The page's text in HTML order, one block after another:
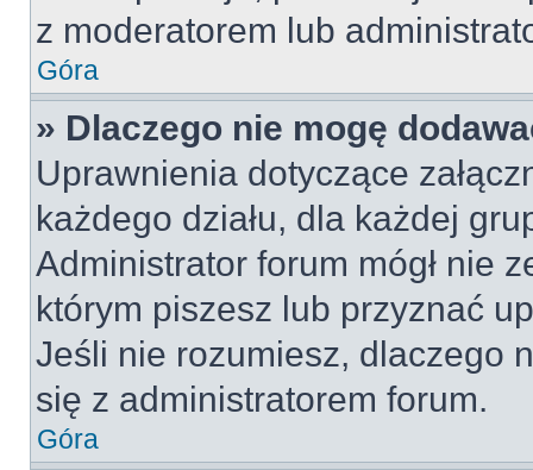
z moderatorem lub
Góra
» Dlaczego nie mogę
Uprawnienia dotyczące
każdego działu, dla każdej
Administrator forum mógł nie
którym piszesz lub przyznać
Jeśli nie rozumiesz, dlaczego
się z administratorem forum.
Góra